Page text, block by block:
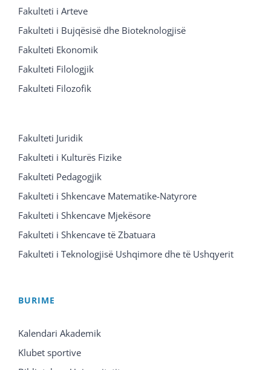
Fakulteti i Arteve
Fakulteti i Bujqësisë dhe Bioteknologjisë
Fakulteti Ekonomik
Fakulteti Filologjik
Fakulteti Filozofik
Fakulteti Juridik
Fakulteti i Kulturës Fizike
Fakulteti Pedagogjik
Fakulteti i Shkencave Matematike-Natyrore
Fakulteti i Shkencave Mjekësore
Fakulteti i Shkencave të Zbatuara
Fakulteti i Teknologjisë Ushqimore dhe të Ushqyerit
BURIME
Kalendari Akademik
Klubet sportive